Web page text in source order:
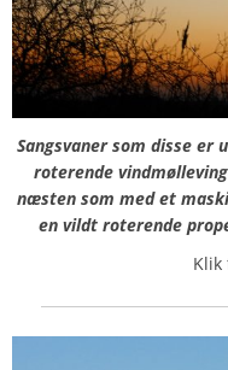
Sangsvaner som disse
roterende
næsten som med et
en vildt roterende
Klik